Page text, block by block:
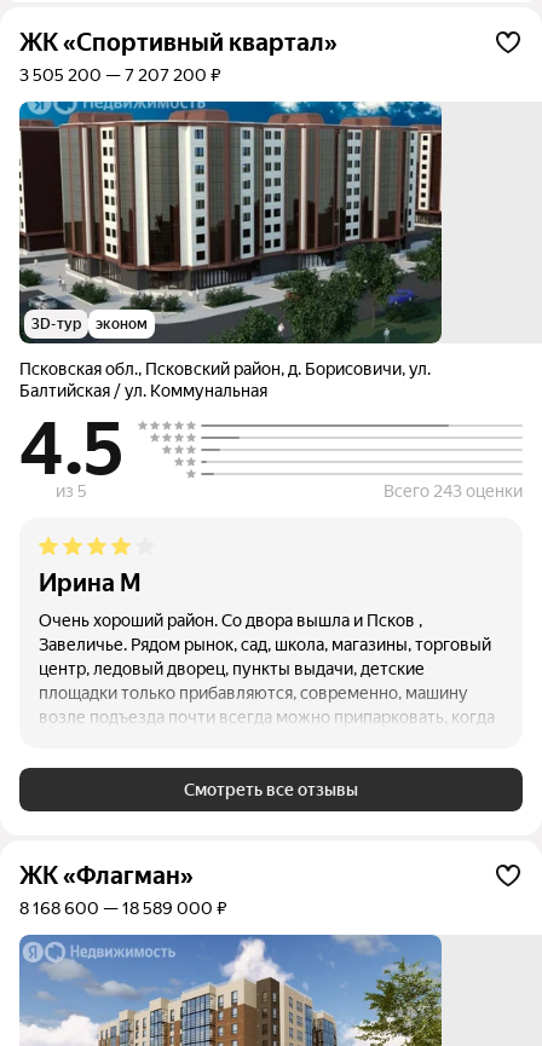
ЖК «Спортивный квартал»
3 505 200 — 7 207 200 ₽
3D-тур эконом
Псковская обл., Псковский район, д. Борисовичи,ул.
Балтийская / ул. Коммунальная
4.5
из 5 Всего 243 оценки
Ирина М
Очень хороший район. Со двора вышла и Псков ,
Завеличье. Рядом рынок, сад, школа, магазины, торговый
центр, ледовый дворец, пункты выдачи, детские
площадки только прибавляются, современно, машину
возле подъезда почти всегда можно припарковать, когда
ремонт делают, уже проведен газ, уборку делают хорошо
как в подъезде, так и на улице. Когда было очень много
снега, собирались убирать 1 день, убирали 3 дня, так как
буксуешь на машине, не выехать толком. В основном тут
живут семейные. Чуть позже еще один проезд будет,
дорога в сторону Родины , освещение есть, от дома
управления елки везде наряжали нам ставили,
цветы,кусты посадили , очень красиво, современно.
Надеюсь, не разочаруюсь и все будет с каждым разом
лучше.
Смотреть все отзывы
ЖК «Флагман»
8 168 600 — 18 589 000 ₽